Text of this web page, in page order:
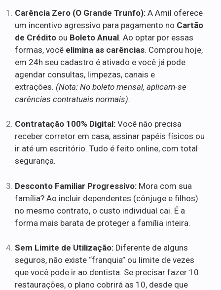
Carência Zero (O Grande Trunfo): A Amil oferece
um incentivo agressivo para pagamento no Cartão
de Crédito ou Boleto Anual. Ao optar por essas
formas, você elimina as carências. Comprou hoje,
em 24h seu cadastro é ativado e você já pode
agendar consultas, limpezas, canais e
extrações. (Nota: No boleto mensal, aplicam-se
carências contratuais normais).
Contratação 100% Digital: Você não precisa
receber corretor em casa, assinar papéis físicos ou
ir até um escritório. Tudo é feito online, com total
segurança.
Desconto Familiar Progressivo: Mora com sua
família? Ao incluir dependentes (cônjuge e filhos)
no mesmo contrato, o custo individual cai. É a
forma mais barata de proteger a família inteira.
Sem Limite de Utilização: Diferente de alguns
seguros, não existe “franquia” ou limite de vezes
que você pode ir ao dentista. Se precisar fazer 10
restaurações, o plano cobrirá as 10, desde que